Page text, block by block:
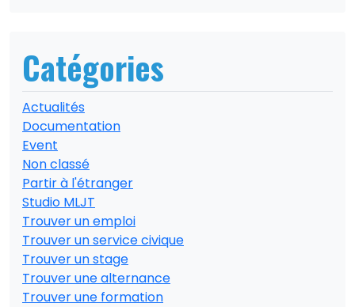
Catégories
Actualités
Documentation
Event
Non classé
Partir à l'étranger
Studio MLJT
Trouver un emploi
Trouver un service civique
Trouver un stage
Trouver une alternance
Trouver une formation